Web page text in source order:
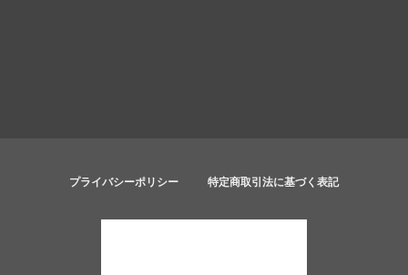
プライバシーポリシー 特定商取引法に基づく表記